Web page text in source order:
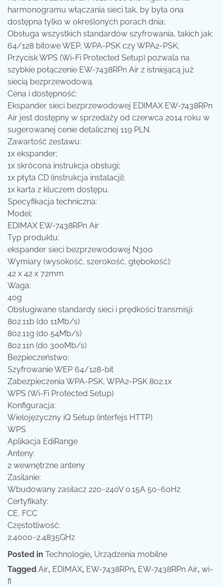
harmonogramu włączania sieci tak, by była ona
dostępna tylko w określonych porach dnia;
Obsługa wszystkich standardów szyfrowania, takich jak:
64/128 bitowe WEP, WPA-PSK czy WPA2-PSK;
Przycisk WPS (Wi-Fi Protected Setup) pozwala na
szybkie połączenie EW-7438RPn Air z istniejącą już
siecią bezprzewodową.
Cena i dostępność:
Ekspander sieci bezprzewodowej EDIMAX EW-7438RPn
Air jest dostępny w sprzedaży od czerwca 2014 roku w
sugerowanej cenie detalicznej 119 PLN.
Zawartość zestawu:
1x ekspander;
1x skrócona instrukcja obsługi;
1x płyta CD (instrukcja instalacji);
1x karta z kluczem dostępu.
Specyfikacja techniczna:
Model:
EDIMAX EW-7438RPn Air
Typ produktu:
ekspander sieci bezprzewodowej N300
Wymiary (wysokość, szerokość, głębokość):
42 x 42 x 72mm
Waga:
40g
Obsługiwane standardy sieci i prędkości transmisji:
802.11b (do 11Mb/s)
802.11g (do 54Mb/s)
802.11n (do 300Mb/s)
Bezpieczeństwo:
Szyfrowanie WEP 64/128-bit
Zabezpieczenia WPA-PSK, WPA2-PSK 802.1x
WPS (Wi-Fi Protected Setup)
Konfiguracja:
Wielojęzyczny iQ Setup (interfejs HTTP)
WPS
Aplikacja EdiRange
Anteny:
2 wewnętrzne anteny
Zasilanie:
Wbudowany zasilacz 220~240V 0.15A 50~60Hz
Certyfikaty:
CE, FCC
Częstotliwość:
2.4000~2.4835GHz
Posted in Technologie, Urządzenia mobilne
Tagged Air, EDIMAX, EW-7438RPn, EW-7438RPn Air, wi-
fi